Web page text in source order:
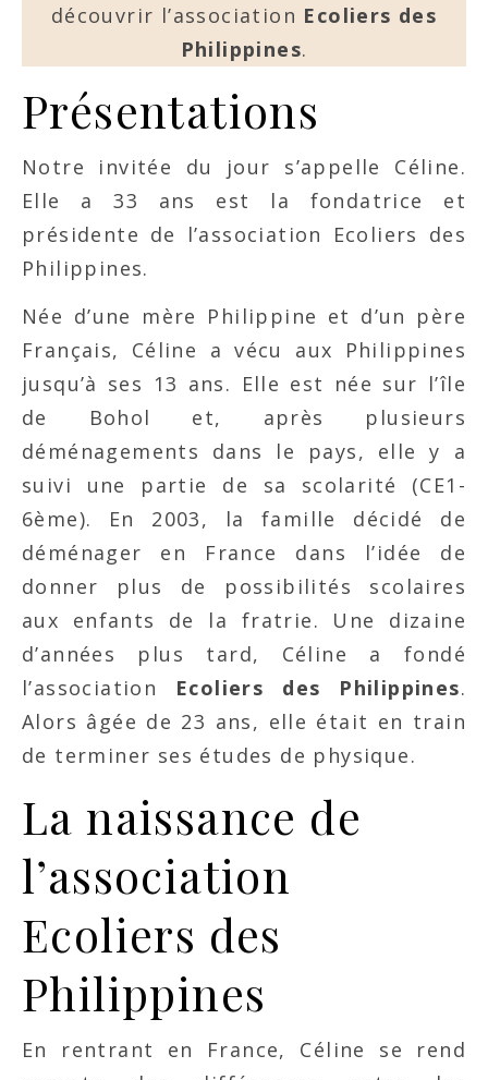
découvrir l’association Ecoliers des
Philippines.
Présentations
Notre invitée du jour s’appelle Céline.
Elle a 33 ans est la fondatrice et
présidente de l’association Ecoliers des
Philippines.
Née d’une mère Philippine et d’un père
Français, Céline a vécu aux Philippines
jusqu’à ses 13 ans. Elle est née sur l’île
de Bohol et, après plusieurs
déménagements dans le pays, elle y a
suivi une partie de sa scolarité (CE1-
6ème). En 2003, la famille décidé de
déménager en France dans l’idée de
donner plus de possibilités scolaires
aux enfants de la fratrie. Une dizaine
d’années plus tard, Céline a fondé
l’association Ecoliers des Philippines.
Alors âgée de 23 ans, elle était en train
de terminer ses études de physique.
La naissance de
l’association
Ecoliers des
Philippines
En rentrant en France, Céline se rend